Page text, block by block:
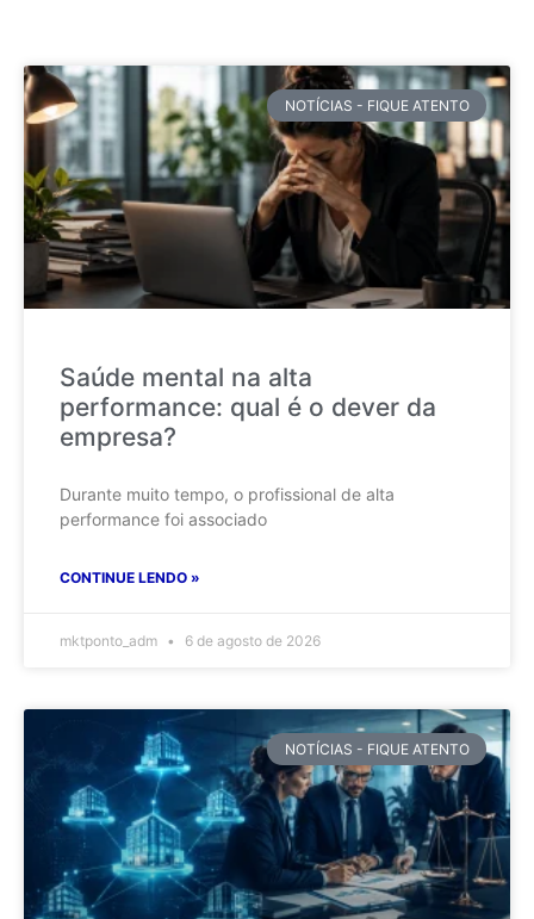
NOTÍCIAS - FIQUE ATENTO
Saúde mental na alta
performance: qual é o dever da
empresa?
Durante muito tempo, o profissional de alta
performance foi associado
CONTINUE LENDO »
mktponto_adm 6 de agosto de 2026
NOTÍCIAS - FIQUE ATENTO